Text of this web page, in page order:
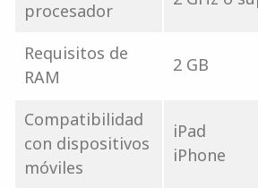
procesador
Requisitos de
RAM
2 GB
Compatibilidad
con dispositivos
móviles
iPad
iPhone